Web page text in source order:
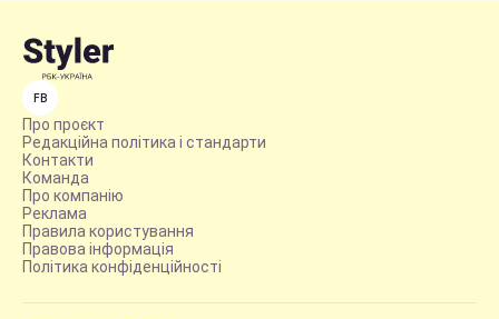
FB
Про проєкт
Редакційна політика і стандарти
Контакти
Команда
Про компанію
Реклама
Правила користування
Правова інформація
Політика конфіденційності